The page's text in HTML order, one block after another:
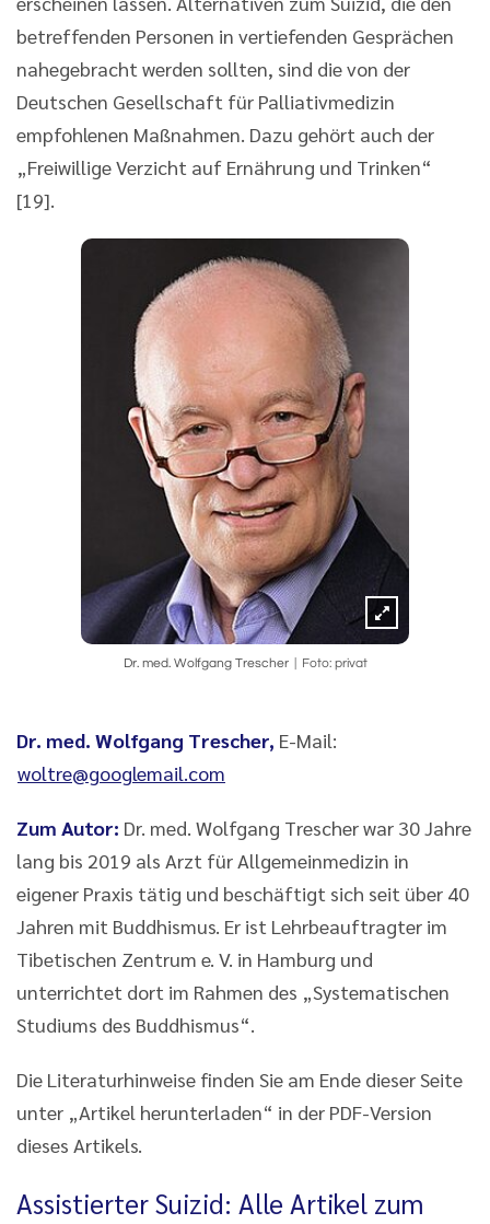
betreffenden Personen in vertiefenden Gesprächen
nahegebracht werden sollten, sind die von der
Deutschen Gesellschaft für Palliativmedizin
empfohlenen Maßnahmen. Dazu gehört auch der
„Freiwillige Verzicht auf Ernährung und Trinken“
[19].
Dr. med. Wolfgang Trescher Foto: privat
Dr. med. Wolfgang Trescher, E-Mail:
woltre@googlemail.com
Zum Autor: Dr. med. Wolfgang Trescher war 30 Jahre
lang bis 2019 als Arzt für Allgemeinmedizin in
eigener Praxis tätig und beschäftigt sich seit über 40
Jahren mit Buddhismus. Er ist Lehrbeauftragter im
Tibetischen Zentrum e. V. in Hamburg und
unterrichtet dort im Rahmen des „Systematischen
Studiums des Buddhismus“.
Die Literaturhinweise finden Sie am Ende dieser Seite
unter „Artikel herunterladen“ in der PDF-Version
dieses Artikels.
Assistierter Suizid: Alle Artikel zum